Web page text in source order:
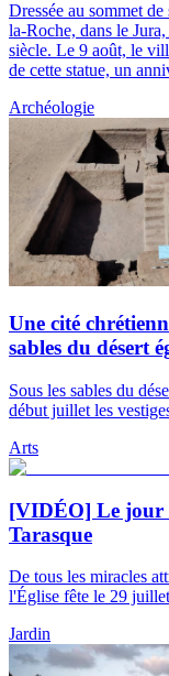
Dressée au sommet
la-Roche, dans le
siècle. Le 9 août, le
de cette statue, un
Archéologie
Une cité
sables du désert
Sous les sables du
début juillet les
Arts
[VIDÉO] Le jour
Tarasque
De tous les miracles
l'Église fête le 29
Jardin